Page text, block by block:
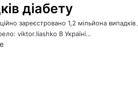
діабету
зареєстровано 1,2 мільйона
viktor.liashko В Україні…